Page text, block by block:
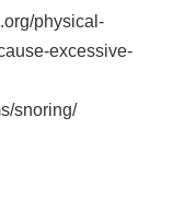
physical-
excessive-
snoring/